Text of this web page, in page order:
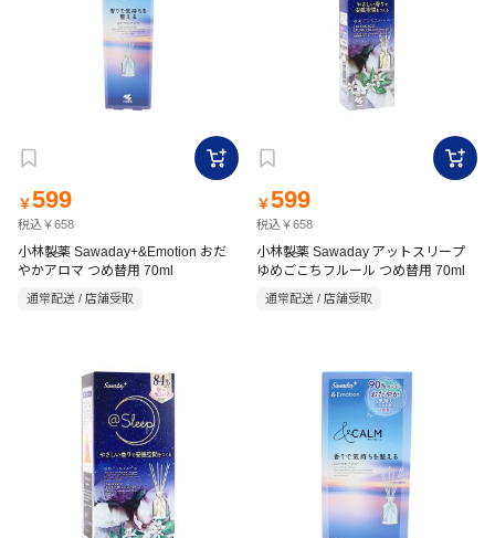
￥599
税込￥658
小林製薬 Sawaday+&Emotion おだ
やかアロマ つめ替用 70ml
通常配送 / 店舗受取
￥599
税込￥658
小林製薬 Sawaday アットスリープ
ゆめごこちフルール つめ替用 70ml
通常配送 / 店舗受取